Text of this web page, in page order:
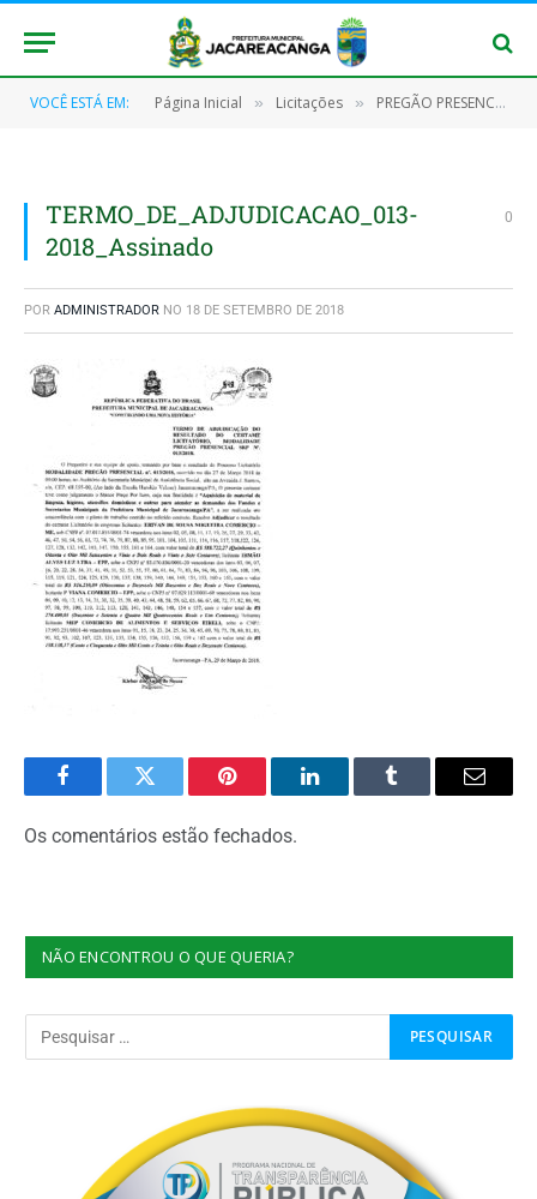
VOCÊ ESTÁ EM: Página Inicial » Licitações » PREGÃO PRESENCIAL Nº 013/2018 – SRP
TERMO_DE_ADJUDICACAO_013-
2018_Assinado
0
POR ADMINISTRADOR NO 18 DE SETEMBRO DE 2018
FacebookTwitter Pinterest O
Tumblr
E-
Os comentários estão fechados.
NÃO ENCONTROU O QUE QUERIA?